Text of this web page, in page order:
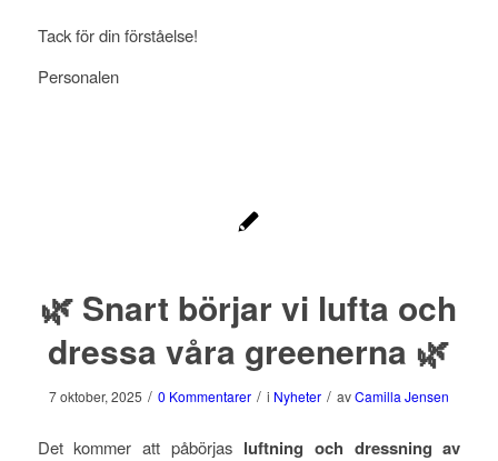
Tack för din förståelse!
Personalen
🌿 Snart börjar vi lufta och
dressa våra greenerna 🌿
7 oktober, 2025 / 0 Kommentarer / i Nyheter / avCamilla Jensen
Det kommer att påbörjas luftning och dressning av